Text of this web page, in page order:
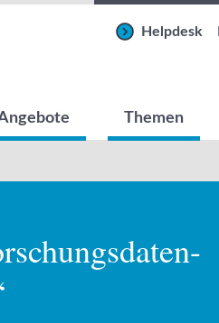
Themen
Helpdesk